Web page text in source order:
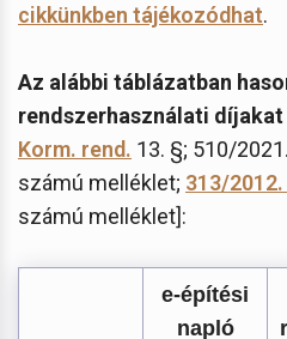
cikkünkben tájékozódhat.
Az alábbi táblázatban
rendszerhasználati díjakat
Korm. rend. 13. §; 510/
számú melléklet; 313/
számú melléklet]:
e-építési
napló